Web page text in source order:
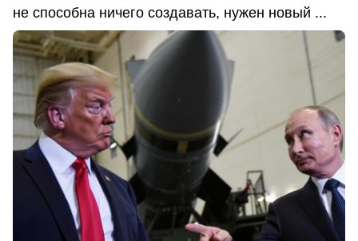
не способна ничего создавать, нужен новый ...